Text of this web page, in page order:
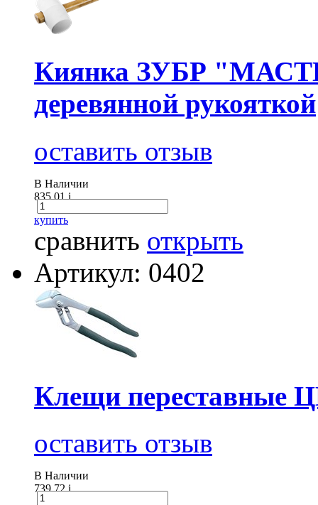
Киянка ЗУБР
деревянной рукояткой
оставить отзыв
В Наличии
835.01i
купить
сравнить открыть
Артикул: 0402
Клещи переставные
оставить отзыв
В Наличии
739.72i